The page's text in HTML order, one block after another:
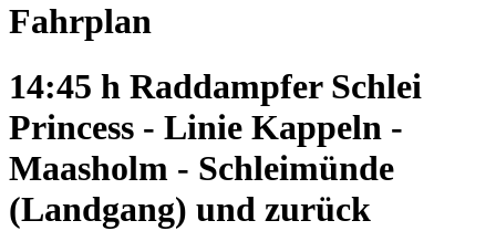
Fahrplan
14:45 h Raddampfer Schlei
Princess - Linie Kappeln -
Maasholm - Schleimünde
(Landgang) und zurück